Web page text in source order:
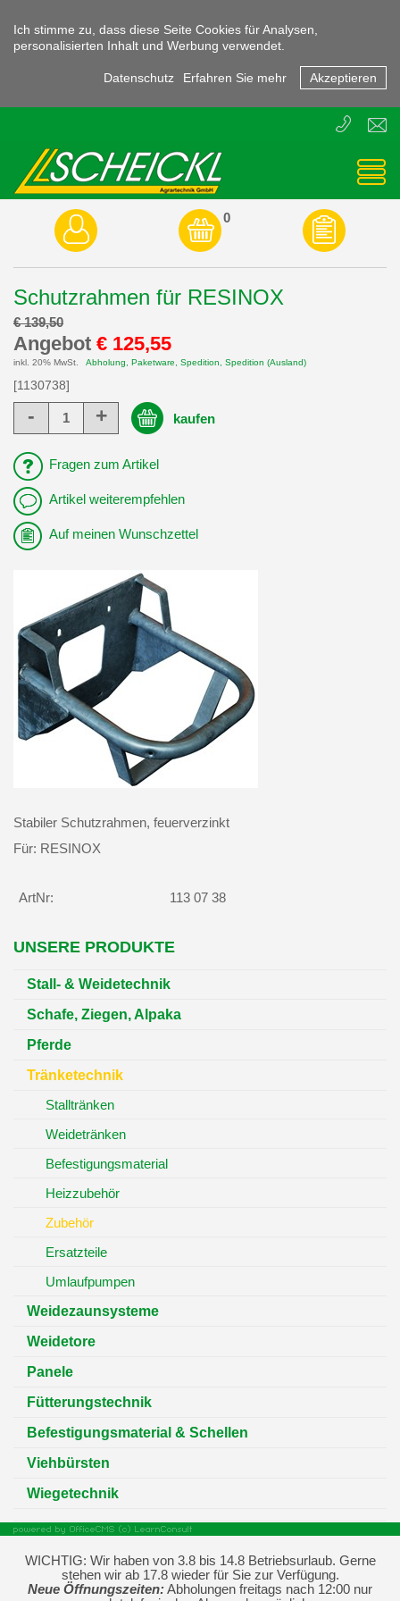
Ich stimme zu, dass diese Seite Cookies für Analysen,
personalisierten Inhalt und Werbung verwendet.
Datenschutz Erfahren Sie mehr Akzeptieren
E
T
3855
0
Schutzrahmen für RESINOX
€ 139,50
Angebot € 125,55
inkl. 20% MwSt. Abholung, Paketware, Spedition, Spedition (Ausland)
[1130738]
- + kaufen
Fragen zum Artikel
Artikel weiterempfehlen
Auf meinen Wunschzettel
Stabiler Schutzrahmen, feuerverzinkt
Für: RESINOX
ArtNr: 113 07 38
UNSERE PRODUKTE
Stall- & Weidetechnik
Schafe, Ziegen, Alpaka
Pferde
Tränketechnik
Stalltränken
Weidetränken
Befestigungsmaterial
Heizzubehör
Zubehör
Ersatzteile
Umlaufpumpen
Weidezaunsysteme
Weidetore
Panele
Fütterungstechnik
Befestigungsmaterial & Schellen
Viehbürsten
Wiegetechnik
WICHTIG: Wir haben von 3.8 bis 14.8 Betriebsurlaub. Gerne
stehen wir ab 17.8 wieder für Sie zur Verfügung.
Neue Öffnungszeiten: Abholungen freitags nach 12:00 nur